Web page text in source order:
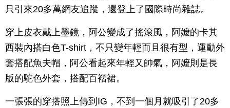
只引來20多萬網友追蹤，還登上了國際時尚雜誌。
穿上皮衣戴上墨鏡，阿公變成了搖滾風，阿嬤的卡其
西裝內搭白色T-shirt，不只變年輕而且很有型，運動外
套搭配魚夫帽，阿公看起來年輕又帥氣，阿嬤則是長
版的駝色外套，搭配百褶裙。
一張張的穿搭照上傳到IG，不到一個月就吸引了20多